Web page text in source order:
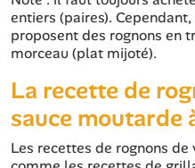
entiers (paires).
proposent des rognons en
morceau (plat mijoté).
La recette de
sauce moutarde
Les recettes de rognons